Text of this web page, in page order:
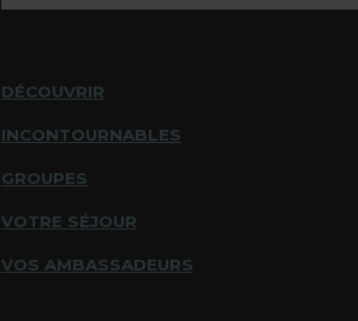
DÉCOUVRIR
INCONTOURNABLES
GROUPES
VOTRE SÉJOUR
VOS AMBASSADEURS